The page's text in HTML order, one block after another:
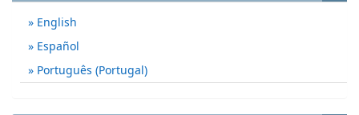
English
Español
Português (Portugal)